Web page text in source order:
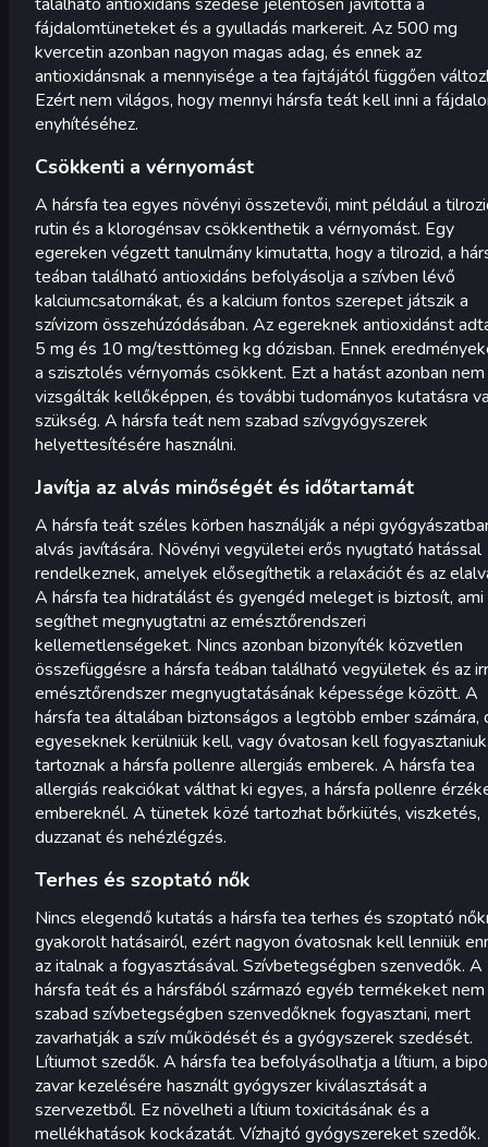
fájdalomtüneteket és a gyulladás markereit. Az 500 mg
kvercetin azonban nagyon magas adag, és ennek az
antioxidánsnak a mennyisége a tea fajtájától függően
Ezért nem világos, hogy mennyi hársfa teát kell inni a
enyhítéséhez.
Csökkenti a vérnyomást
A hársfa tea egyes növényi összetevői, mint például a
rutin és a klorogénsav csökkenthetik a vérnyomást. Egy
egereken végzett tanulmány kimutatta, hogy a tilrozid, a
teában található antioxidáns befolyásolja a szívben lévő
kalciumcsatornákat, és a kalcium fontos szerepet játszik a
szívizom összehúzódásában. Az egereknek antioxidánst
5 mg és 10 mg/testtömeg kg dózisban. Ennek
a szisztolés vérnyomás csökkent. Ezt a hatást azonban nem
vizsgálták kellőképpen, és további tudományos kutatásra
szükség. A hársfa teát nem szabad szívgyógyszerek
helyettesítésére használni.
Javítja az alvás minőségét és időtartamát
A hársfa teát széles körben használják a népi
alvás javítására. Növényi vegyületei erős nyugtató hatással
rendelkeznek, amelyek elősegíthetik a relaxációt és az
A hársfa tea hidratálást és gyengéd meleget is biztosít, ami
segíthet megnyugtatni az emésztőrendszeri
kellemetlenségeket. Nincs azonban bizonyíték közvetlen
összefüggésre a hársfa teában található vegyületek és az
emésztőrendszer megnyugtatásának képessége között. A
hársfa tea általában biztonságos a legtöbb ember számára,
egyeseknek kerülniük kell, vagy óvatosan kell
tartoznak a hársfa pollenre allergiás emberek. A hársfa tea
allergiás reakciókat válthat ki egyes, a hársfa pollenre
embereknél. A tünetek közé tartozhat bőrkiütés, viszketés,
duzzanat és nehézlégzés.
Terhes és szoptató nők
Nincs elegendő kutatás a hársfa tea terhes és szoptató
gyakorolt hatásairól, ezért nagyon óvatosnak kell lenniük
az italnak a fogyasztásával. Szívbetegségben szenvedők. A
hársfa teát és a hársfából származó egyéb termékeket nem
szabad szívbetegségben szenvedőknek fogyasztani, mert
zavarhatják a szív működését és a gyógyszerek szedését.
Lítiumot szedők. A hársfa tea befolyásolhatja a lítium, a
zavar kezelésére használt gyógyszer kiválasztását a
szervezetből. Ez növelheti a lítium toxicitásának és a
mellékhatások kockázatát. Vízhajtó gyógyszereket szedők.